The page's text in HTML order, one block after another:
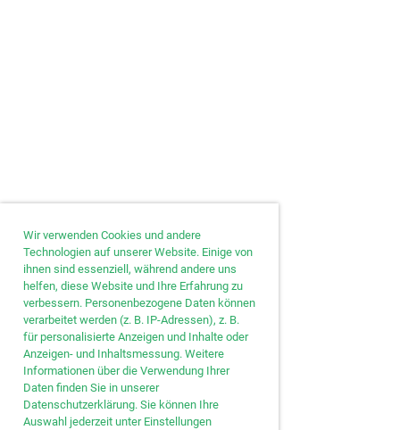
Wir verwenden Cookies und andere
Technologien auf unserer Website. Einige von
ihnen sind essenziell, während andere uns
helfen, diese Website und Ihre Erfahrung zu
verbessern. Personenbezogene Daten können
verarbeitet werden (z. B. IP-Adressen), z. B.
für personalisierte Anzeigen und Inhalte oder
Anzeigen- und Inhaltsmessung. Weitere
Informationen über die Verwendung Ihrer
Daten finden Sie in unserer
Datenschutzerklärung. Sie können Ihre
Auswahl jederzeit unter Einstellungen